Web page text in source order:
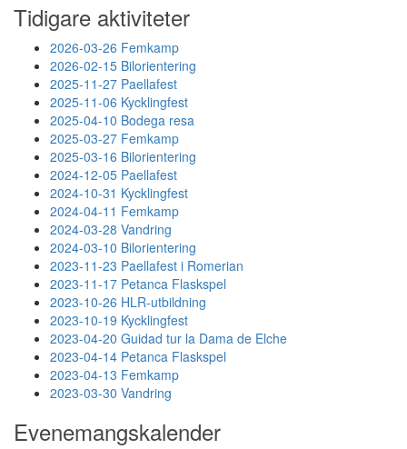
Tidigare aktiviteter
2026-03-26 Femkamp
2026-02-15 Bilorientering
2025-11-27 Paellafest
2025-11-06 Kycklingfest
2025-04-10 Bodega resa
2025-03-27 Femkamp
2025-03-16 Bilorientering
2024-12-05 Paellafest
2024-10-31 Kycklingfest
2024-04-11 Femkamp
2024-03-28 Vandring
2024-03-10 Bilorientering
2023-11-23 Paellafest i Romerian
2023-11-17 Petanca Flaskspel
2023-10-26 HLR-utbildning
2023-10-19 Kycklingfest
2023-04-20 Guidad tur la Dama de Elche
2023-04-14 Petanca Flaskspel
2023-04-13 Femkamp
2023-03-30 Vandring
Evenemangskalender